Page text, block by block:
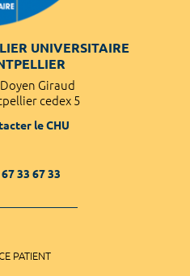
UNIVERSITAIRE
Giraud
cedex 5
le CHU
33 67 33
PATIENT